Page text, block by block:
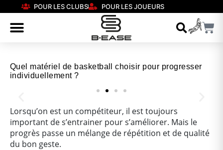
POUR LES CLUBS POUR LES JOUEURS
Quel matériel de basketball choisir pour progresser
individuellement ?
Nos chaussures
Confort et performance à prix accessible.
Lorsqu’on est un compétiteur, il est toujours
important de s’entrainer pour s’améliorer. Mais le
progrès passe un mélange de répétition et de qualité
du bon geste.